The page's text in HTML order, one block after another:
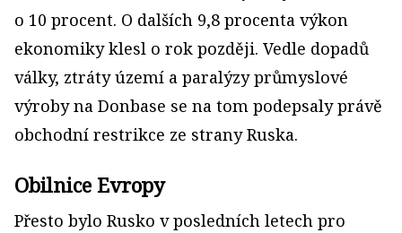
o 10 procent. O dalších 9,8 procenta výkon
ekonomiky klesl o rok později. Vedle dopadů
války, ztráty území a paralýzy průmyslové
výroby na Donbase se na tom podepsaly právě
obchodní restrikce ze strany Ruska.
Obilnice Evropy
Přesto bylo Rusko v posledních letech pro